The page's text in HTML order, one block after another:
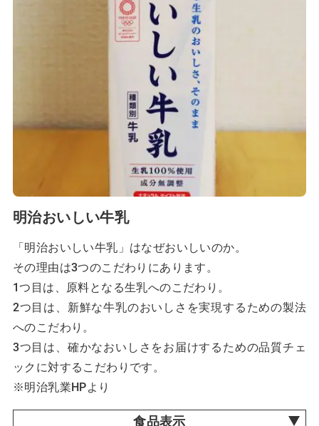
明治おいしい牛乳
「明治おいしい牛乳」はなぜおいしいのか。
その理由は3つのこだわりにあります。
1つ目は、原料となる生乳へのこだわり。
2つ目は、新鮮な牛乳のおいしさを実現するための製法
へのこだわり。
3つ目は、確かなおいしさをお届けするための品質チェ
ックに対するこだわりです。
※明治乳業HPより
食品表示